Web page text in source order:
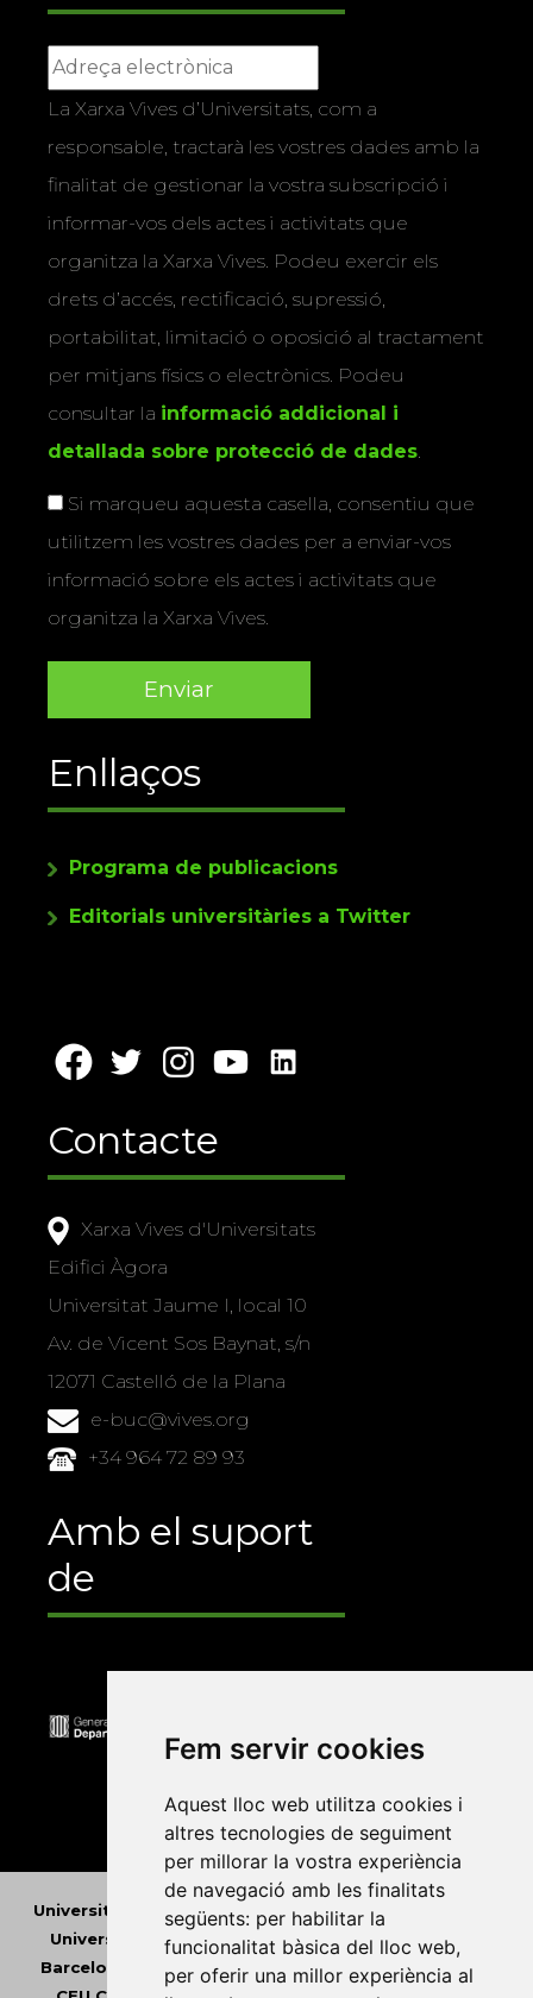
Fem servir cookies
Aquest lloc web utilitza cookies i
altres tecnologies de seguiment
per millorar la vostra experiència
de navegació amb les finalitats
següents: per habilitar la
funcionalitat bàsica del lloc web,
per oferir una millor experiència al
La Xarxa Vives d’Universitats, com a
responsable, tractarà les vostres dades amb la
finalitat de gestionar la vostra subscripció i
informar-vos dels actes i activitats que
organitza la Xarxa Vives. Podeu exercir els
drets d’accés, rectificació, supressió,
portabilitat, limitació o oposició al tractament
per mitjans físics o electrònics. Podeu
consultar la informació addicional i
detallada sobre protecció de dades.
Si marqueu aquesta casella, consentiu que
utilitzem les vostres dades per a enviar-vos
informació sobre els actes i activitats que
organitza la Xarxa Vives.
Enllaços
Programa de publicacions
Editorials universitàries a Twitter
Contacte
Xarxa Vives d'Universitats
Edifici Àgora
Universitat Jaume I, local 10
Av. de Vicent Sos Baynat, s/n
12071 Castelló de la Plana
e-buc@vives.org
+34 964 72 89 93
Amb el suport
de
Universitat Abat Oliba CEU •Universitat d'Alacant
Universitat d'Andorra
•
Universitat Autònoma de
Barcelona
Universitat de Barcelona
Universitat